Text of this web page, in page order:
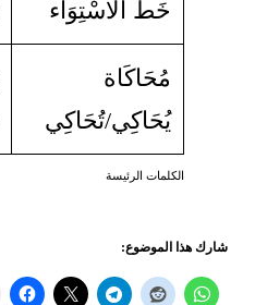
خَطّ الاسْتِوَاء
مُحَاكَاة
يُحَاكِي/تُحَاكِي
الكلمات الرئيسة
شارك هذا الموضوع: